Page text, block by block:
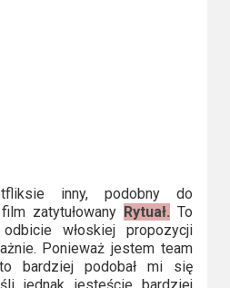
inny, podobny do
zatytułowany Rytuał. To
włoskiej propozycji
Ponieważ jestem team
bardziej podobał mi się